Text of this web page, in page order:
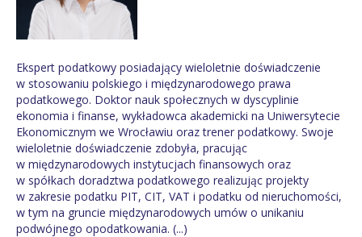
Ekspert podatkowy posiadający wieloletnie doświadczenie
w stosowaniu polskiego i międzynarodowego prawa
podatkowego. Doktor nauk społecznych w dyscyplinie
ekonomia i finanse, wykładowca akademicki na Uniwersytecie
Ekonomicznym we Wrocławiu oraz trener podatkowy. Swoje
wieloletnie doświadczenie zdobyła, pracując
w międzynarodowych instytucjach finansowych oraz
w spółkach doradztwa podatkowego realizując projekty
w zakresie podatku PIT, CIT, VAT i podatku od nieruchomości,
w tym na gruncie międzynarodowych umów o unikaniu
podwójnego opodatkowania. (...)